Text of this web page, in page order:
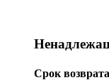
Срок возврата